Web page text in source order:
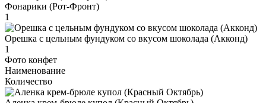
Фонарики (Рот-Фронт)
1
Орешка с цельным фундуком со вкусом шоколада (Акконд)
1
Фото конфет
Наименование
Количество